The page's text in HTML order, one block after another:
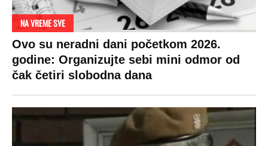
Za posnu slavsku trpezu ove godine treba
izdvojiti ozbiljnu sumu novca: Nečija cela